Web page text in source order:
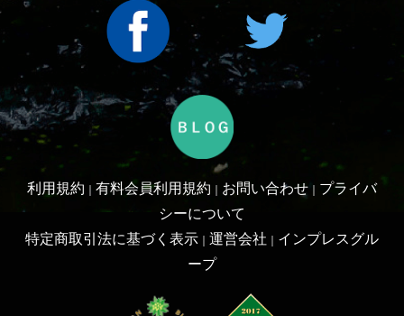
利用規約 有料会員利用規約 お問い合わせ
プライバ
シーについて
特定商取引法に基づく表示｜ 運営会社｜インプレスグル
ープ
Copyright ©2016 Yama-kei Publishers co.,Ltd.
An impress Group Company. All rights reserved.